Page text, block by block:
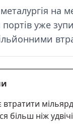
на
уже
втратити
більш ніж удвічі